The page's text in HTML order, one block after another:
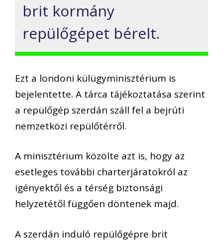
brit kormány
repülőgépet bérelt.
Ezt a londoni külügyminisztérium is
bejelentette. A tárca tájékoztatása szerint
a repülőgép szerdán száll fel a bejrúti
nemzetközi repülőtérről.
A minisztérium közölte azt is, hogy az
esetleges további charterjáratokról az
igényektől és a térség biztonsági
helyzetétől függően döntenek majd.
A szerdán induló repülőgépre brit